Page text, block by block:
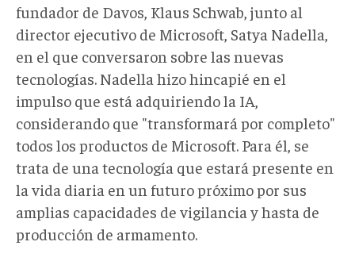
fundador de Davos, Klaus Schwab, junto al
director ejecutivo de Microsoft, Satya Nadella,
en el que conversaron sobre las nuevas
tecnologías. Nadella hizo hincapié en el
impulso que está adquiriendo la IA,
considerando que "transformará por completo"
todos los productos de Microsoft. Para él, se
trata de una tecnología que estará presente en
la vida diaria en un futuro próximo por sus
amplias capacidades de vigilancia y hasta de
producción de armamento.